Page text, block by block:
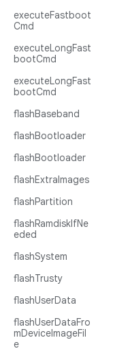
executeFastboot
Cmd
executeLongFast
bootCmd
executeLongFast
bootCmd
flashBaseband
flashBootloader
flashBootloader
flashExtraImages
flashPartition
flashRamdiskIfNe
eded
flashSystem
flashTrusty
flashUserData
flashUserDataFro
mDeviceImageFil
e